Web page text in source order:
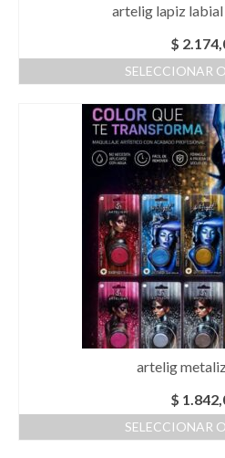
artelig lapiz
$
SELECCIONAR
tiene
Las
se
en
la
de
artelig
$
SELECCIONAR